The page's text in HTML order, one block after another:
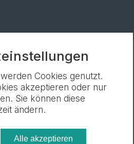
Cookies genutzt.
akzeptieren oder nur
Sie können diese
ändern.
Alle akzeptieren